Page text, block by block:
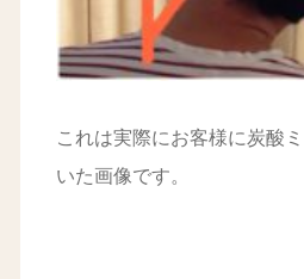
これは実際にお客様に炭酸
いた画像です。